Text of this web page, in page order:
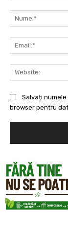
Salvați
browser pentru